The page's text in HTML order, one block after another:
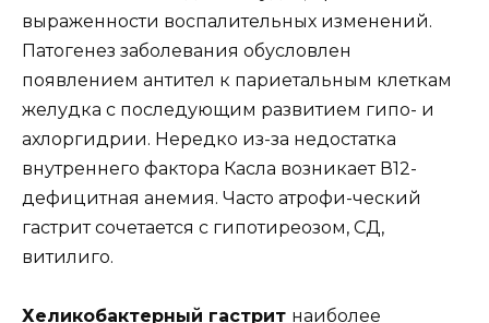
выраженности воспалительных изменений.
Патогенез заболевания обусловлен
появлением антител к париетальным клеткам
желудка с последующим развитием гипо- и
ахлоргидрии. Нередко из-за недостатка
внутреннего фактора Касла возникает В12-
дефицитная анемия. Часто атрофи-ческий
гастрит сочетается с гипотиреозом, СД,
витилиго.
Хеликобактерный гастрит наиболее